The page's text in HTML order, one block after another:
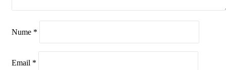
Nume *
Email *